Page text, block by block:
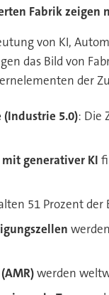
Fabrik zeigen
von KI,
das Bild von
der
5.0): Die
generativer KI
51 Prozent
werden